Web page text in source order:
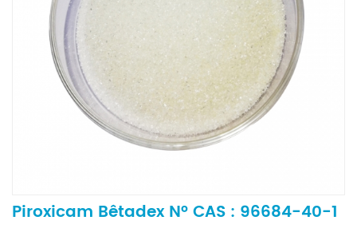
Piroxicam Bêtadex N° CAS : 96684-40-1